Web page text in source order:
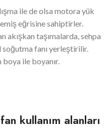
ile de olsa motora yük
eğrisine sahiptirler.
akışkan taşımalarda, sehpa
soğutma fanı yerleştirilir.
boya ile boyanır.
kullanım alanları